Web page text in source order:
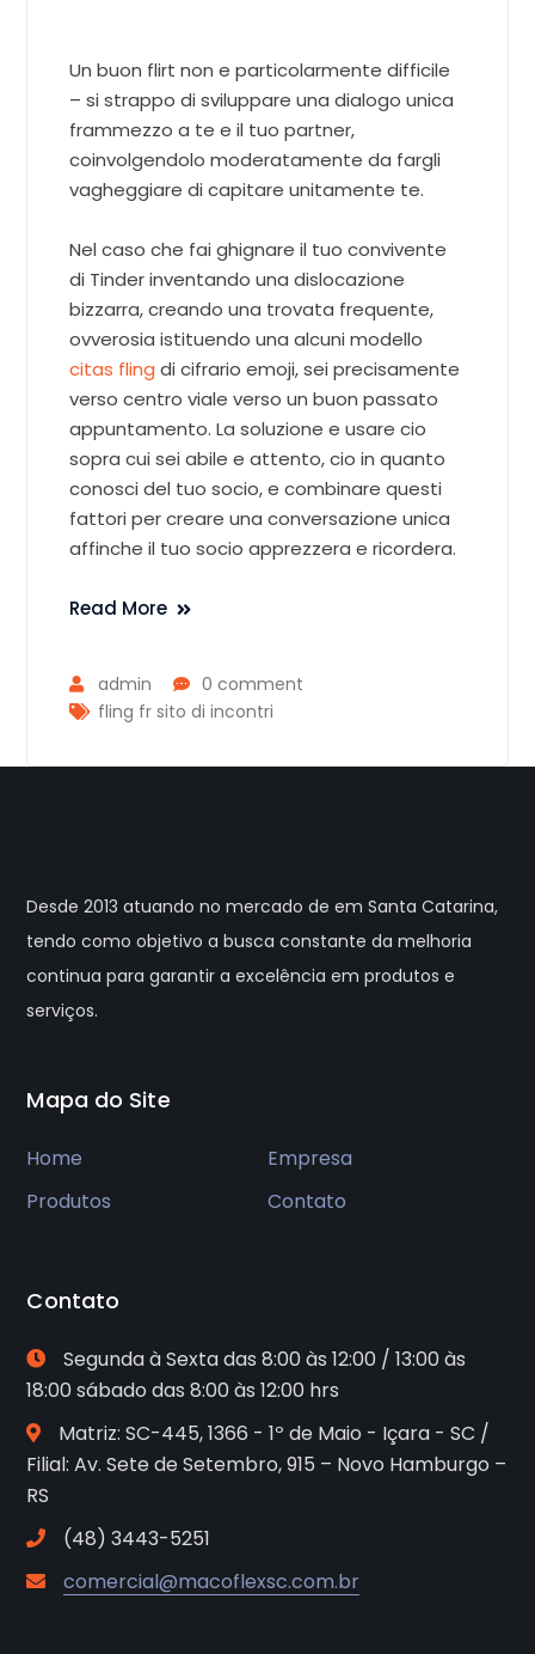
Un buon flirt non e particolarmente difficile
– si strappo di sviluppare una dialogo unica
frammezzo a te e il tuo partner,
coinvolgendolo moderatamente da fargli
vagheggiare di capitare unitamente te.
Nel caso che fai ghignare il tuo convivente
di Tinder inventando una dislocazione
bizzarra, creando una trovata frequente,
ovverosia istituendo una alcuni modello
citas fling di cifrario emoji, sei precisamente
verso centro viale verso un buon passato
appuntamento. La soluzione e usare cio
sopra cui sei abile e attento, cio in quanto
conosci del tuo socio, e combinare questi
fattori per creare una conversazione unica
affinche il tuo socio apprezzera e ricordera.
Read More
admin
0 comment
fling fr sito di incontri
Desde 2013 atuando no mercado de em Santa Catarina,
tendo como objetivo a busca constante da melhoria
continua para garantir a excelência em produtos e
serviços.
Mapa do Site
Home
Empresa
Produtos
Contato
Contato
Segunda à Sexta das 8:00 às 12:00 / 13:00 às
18:00 sábado das 8:00 às 12:00 hrs
Matriz: SC-445, 1366 - 1º de Maio - Içara - SC /
Filial: Av. Sete de Setembro, 915 – Novo Hamburgo –
RS
(48) 3443-5251
comercial@macoflexsc.com.br